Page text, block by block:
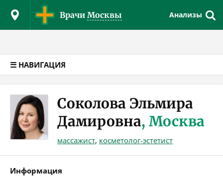
Врачи Москвы Анализы
☰ НАВИГАЦИЯ
Соколова Эльмира
Дамировна, Москва
массажист, косметолог-эстетист
Информация